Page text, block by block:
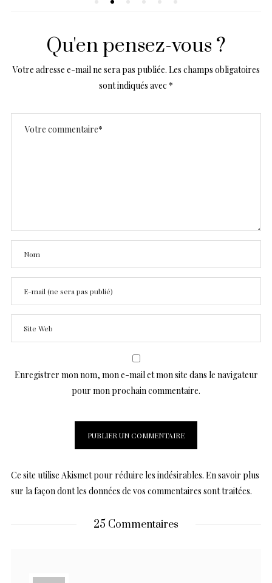
Qu'en pensez-vous ?
Votre adresse e-mail ne sera pas publiée. Les champs obligatoires
sont indiqués avec *
Enregistrer mon nom, mon e-mail et mon site dans le navigateur
pour mon prochain commentaire.
Ce site utilise Akismet pour réduire les indésirables. En savoir plus
sur la façon dont les données de vos commentaires sont traitées.
25 Commentaires